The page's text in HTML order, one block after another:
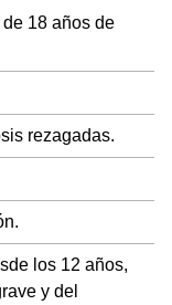
18 años de
rezagadas.
los 12 años,
y del